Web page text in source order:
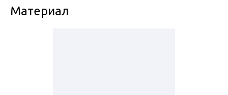
Материал